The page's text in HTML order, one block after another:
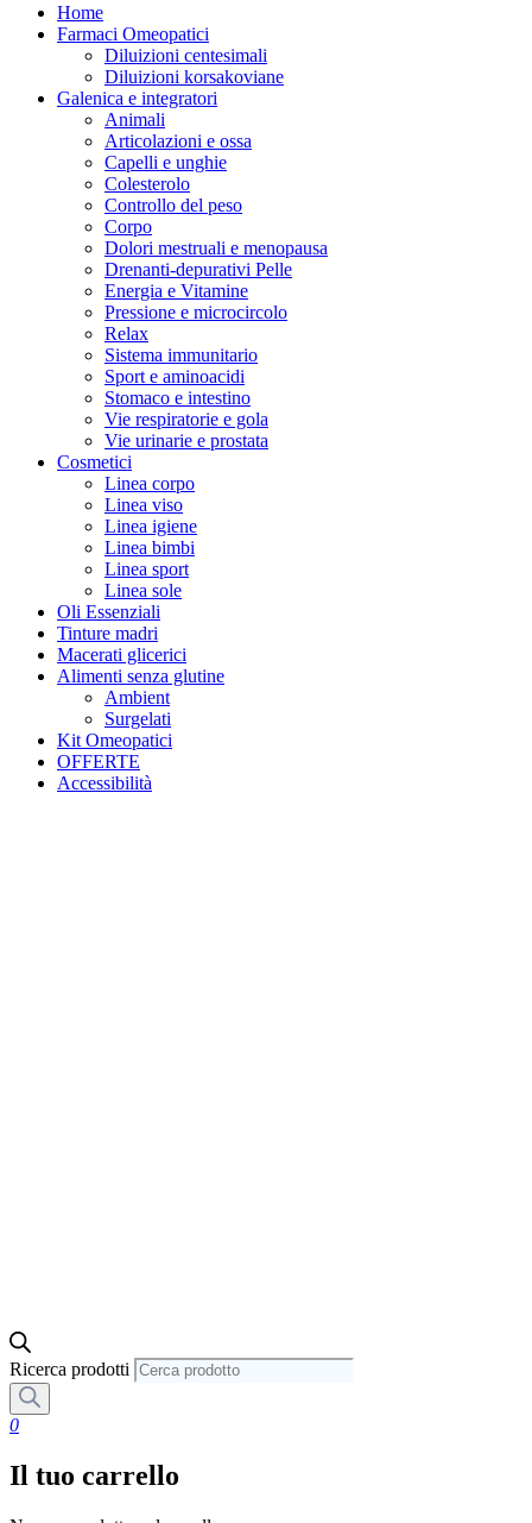
Home
Farmaci Omeopatici
Diluizioni centesimali
Diluizioni korsakoviane
Galenica e integratori
Animali
Articolazioni e ossa
Capelli e unghie
Colesterolo
Controllo del peso
Corpo
Dolori mestruali e menopausa
Drenanti-depurativi Pelle
Energia e Vitamine
Pressione e microcircolo
Relax
Sistema immunitario
Sport e aminoacidi
Stomaco e intestino
Vie respiratorie e gola
Vie urinarie e prostata
Cosmetici
Linea corpo
Linea viso
Linea igiene
Linea bimbi
Linea sport
Linea sole
Oli Essenziali
Tinture madri
Macerati glicerici
Alimenti senza glutine
Ambient
Surgelati
Kit Omeopatici
OFFERTE
Accessibilità
Ricerca prodotti
0
Il tuo carrello